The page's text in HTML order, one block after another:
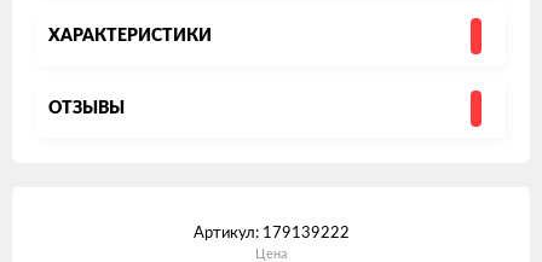
ХАРАКТЕРИСТИКИ
ОТЗЫВЫ
Артикул: 179139222
Цена